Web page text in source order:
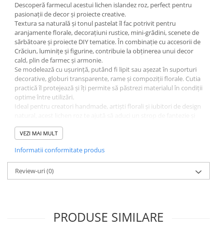
Ghiozdane pentru grădinită
Trollere pentru copii
Penare
Penare echipate
Penare neechipate
Penare tip etui
Acuarele și pensule școlare
Acuarele școlare și Tempera
Pahare și palete pictură
Cărți
Cărți pentru copii
Cărți de colorat
Cărți ilustrate și interactive
Materiale educaționale
Descoperă farmecul acestui lichen islandez roz, perfect pentru
pasionații de decor și proiecte creative.
Textura sa naturală și tonul pastelat îl fac potrivit pentru
aranjamente florale, decorațiuni rustice, mini-grădini, scenete de
sărbătoare și proiecte DIY tematice. În combinație cu accesorii de
Crăciun, luminițe și figurine, contribuie la obținerea unui decor
cald, plin de farmec și armonie.
Se modelează cu ușurință, putând fi lipit sau așezat în suporturi
decorative, globuri transparente, rame și compoziții florale. Cutia
practică îl protejează și îți permite să păstrezi materialul în condiții
optime între utilizări.
Ideal pentru creatori handmade, artiști florali și iubitori de design
culoare în orice colț al casei tale.
VEZI MAI MULT
Informatii conformitate produs
Review-uri(0)
PRODUSE SIMILARE